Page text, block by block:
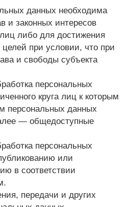
данных
доступ
раскрывать
персональные
федеральным
любые
электронной
любые
бессрочно
в свободном